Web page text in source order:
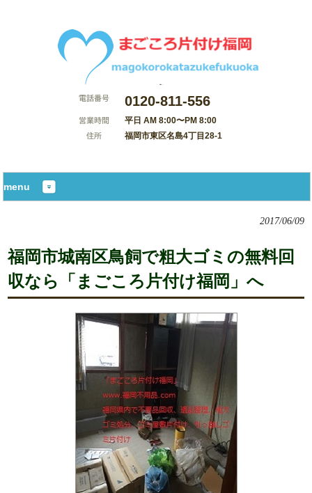
0120-811-556
平日 AM 8:00〜PM 8:00
福岡市東区名島4丁目28-1
menu
2017/06/09
福岡市城南区鳥飼で粗大ゴミの無料回
収なら「まごころ片付け福岡」へ